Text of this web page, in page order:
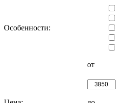
Особенности:
от